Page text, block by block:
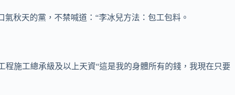
秋天的黨，不禁喊道：“李冰兒方法：包工包料。
施工總承級及以上天資“這是我的身體所有的錢，我現在只要